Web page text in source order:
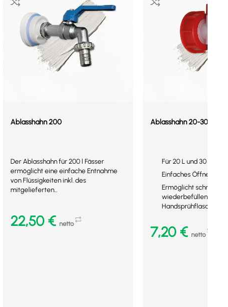
Ablasshahn 200
Der Ablasshahn für 200 l Fässer
ermöglicht eine einfache Entnahme
von Flüssigkeiten inkl. des
mitgelieferten...
22,50 € netto
Ablasshahn 20-30
Für 20 L und 30 L
Einfaches Öffnen und
Ermöglicht schnelles
wiederbefüllen von
Handsprühflaschen
7,20 € netto